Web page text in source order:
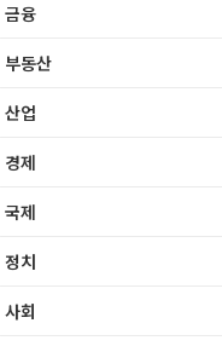
금융
부동산
산업
경제
국제
정치
사회